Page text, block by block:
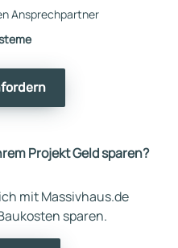
Ansprechpartner
Projekt Geld sparen?
mit Massivhaus.de
sparen.